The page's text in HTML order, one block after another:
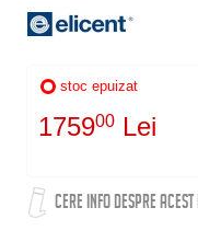
stoc epuizat
175900 Lei
CERE INFO DESPRE